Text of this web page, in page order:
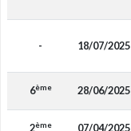
- 18/07/2025
6ème 28/06/2025
2ème 07/04/2025